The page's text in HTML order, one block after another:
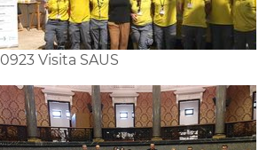
0923 Visita SAUS